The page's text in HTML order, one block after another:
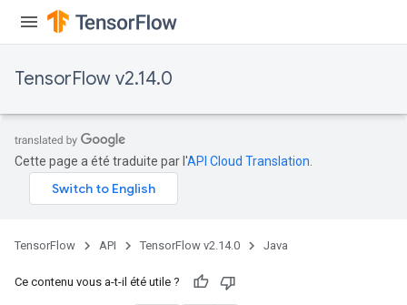
TensorFlow v2.14.0
Cette page a été traduite par l'API Cloud Translation
TensorFlow API TensorFlow v2.14.0 Java
Ce contenu vous a-t-il été utile ?